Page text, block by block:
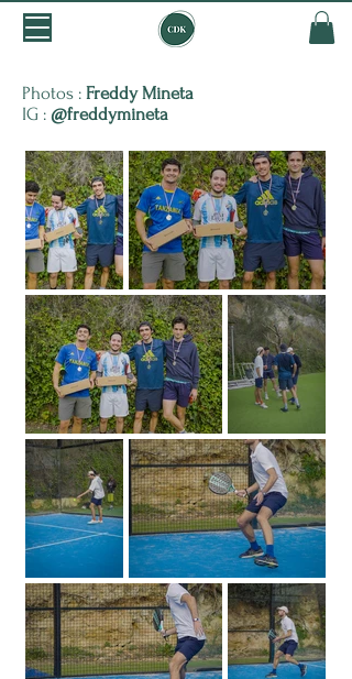
Photos : Freddy Mineta
IG : @freddymineta